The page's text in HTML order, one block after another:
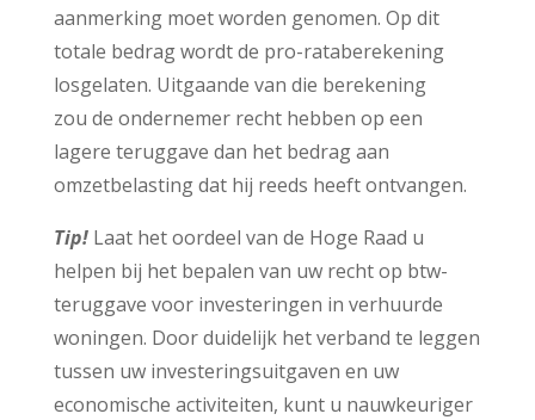
aanmerking moet worden genomen. Op dit
totale bedrag wordt de pro-rataberekening
losgelaten. Uitgaande van die berekening
zou de ondernemer recht hebben op een
lagere teruggave dan het bedrag aan
omzetbelasting dat hij reeds heeft ontvangen.
Tip! Laat het oordeel van de Hoge Raad u
helpen bij het bepalen van uw recht op btw-
teruggave voor investeringen in verhuurde
woningen. Door duidelijk het verband te leggen
tussen uw investeringsuitgaven en uw
economische activiteiten, kunt u nauwkeuriger